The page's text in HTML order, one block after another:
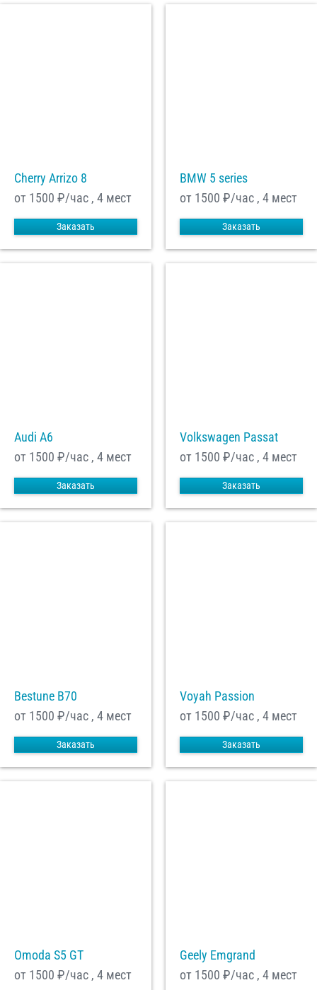
Cherry Arrizo 8
от 1500 ₽/час , 4 мест
Заказать
BMW 5 series
от 1500 ₽/час , 4 мест
Заказать
Audi A6
от 1500 ₽/час , 4 мест
Заказать
Volkswagen Passat
от 1500 ₽/час , 4 мест
Заказать
Bestune B70
от 1500 ₽/час , 4 мест
Заказать
Voyah Passion
от 1500 ₽/час , 4 мест
Заказать
Omoda S5 GT
от 1500 ₽/час , 4 мест
Geely Emgrand
от 1500 ₽/час , 4 мест